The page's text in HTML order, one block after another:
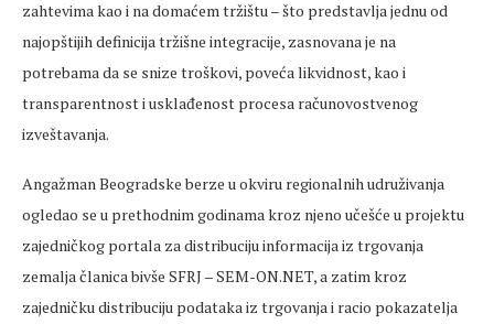
zahtevima kao i na domaćem tržištu – što predstavlja jednu od
najopštijih definicija tržišne integracije, zasnovana je na
potrebama da se snize troškovi, poveća likvidnost, kao i
transparentnost i usklađenost procesa računovostvenog
izveštavanja.
Angažman Beogradske berze u okviru regionalnih udruživanja
ogledao se u prethodnim godinama kroz njeno učešće u projektu
zajedničkog portala za distribuciju informacija iz trgovanja
zemalja članica bivše SFRJ – SEM-ON.NET, a zatim kroz
zajedničku distribuciju podataka iz trgovanja i racio pokazatelja